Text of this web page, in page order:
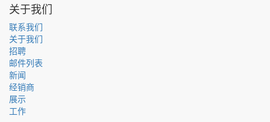
关于我们
联系我们
关于我们
招聘
邮件列表
新闻
经销商
展示
工作